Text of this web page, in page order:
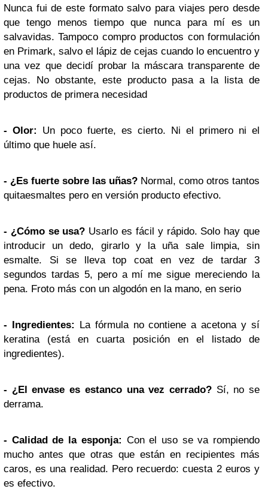
Nunca fui de este formato salvo para viajes pero desde
que tengo menos tiempo que nunca para mí es un
salvavidas. Tampoco compro productos con formulación
en Primark, salvo el lápiz de cejas cuando lo encuentro y
una vez que decidí probar la máscara transparente de
cejas. No obstante, este producto pasa a la lista de
productos de primera necesidad
- Olor:
Un poco fuerte, es cierto. Ni el primero ni el
último que huele así.
- ¿Es fuerte sobre las uñas? Normal, como otros tantos
quitaesmaltes pero en versión producto efectivo.
- ¿Cómo se usa? Usarlo es fácil y rápido. Solo hay que
introducir un dedo, girarlo y la uña sale limpia, sin
esmalte. Si se lleva top coat en vez de tardar 3
segundos tardas 5, pero a mí me sigue mereciendo la
pena. Froto más con un algodón en la mano, en serio
- Ingredientes: La fórmula no contiene a acetona y sí
keratina (está en cuarta posición en el listado de
ingredientes).
- ¿El envase es estanco una vez cerrado?Sí, no se
derrama.
- Calidad de la esponja: Con el uso se va rompiendo
mucho antes que otras que están en recipientes más
caros, es una realidad. Pero recuerdo: cuesta 2 euros y
es efectivo.